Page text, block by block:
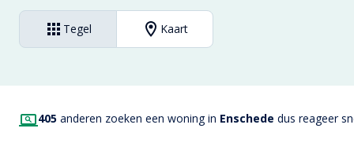
Tegel Kaart
405 anderen zoeken een woning in Enschede dus reageer